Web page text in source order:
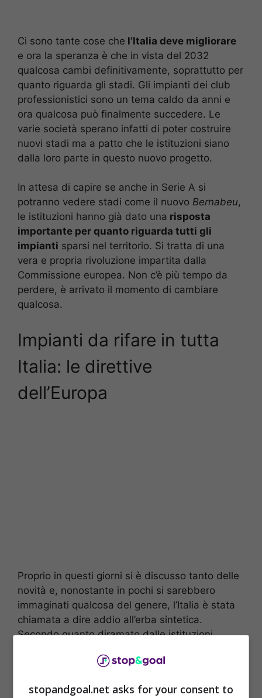
Ci sono tante cose che l’Italia deve migliorare
e ora la speranza è che in vista del 2032
qualcosa cambi definitivamente, soprattutto per
quanto riguarda gli stadi. Gli impianti dei club
professionistici sono un tema caldo da anni e
ora qualcosa può finalmente succedere. Le
varie società sperano infatti di poter costruire
nuovi stadi ma a patto che le istituzioni siano
dalla loro parte in questo nuovo progetto.
In attesa di capire se anche in Serie A si
potranno vedere stadi come il nuovo Bernabeu,
le istituzioni hanno già dato una risposta
importante per quanto riguarda tutti gli
impianti sparsi nel territorio. Si tratta di una
vera e propria rivoluzione impartita dalla
Commissione europea. Non c’è più tempo da
perdere, è arrivato il momento di cambiare
qualcosa.
Impianti da rifare in tutta
Italia: le direttive
dell’Europa
Proprio in questi giorni si è discusso tanto delle
novità e, nonostante in pochi si sarebbero
immaginati qualcosa del genere, l’Italia è stata
chiamata a dire addio all’erba sintetica.
Secondo quanto diramato dalle istituzioni
di quello che è stata definitivamente giudicato
stopandgoal.net asks for your consent to